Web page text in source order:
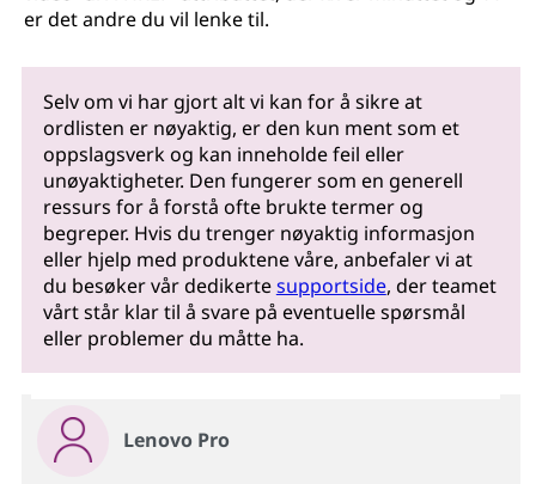
er det andre du vil lenke til.
Selv om vi har gjort alt vi kan for å sikre at
ordlisten er nøyaktig, er den kun ment som et
oppslagsverk og kan inneholde feil eller
unøyaktigheter. Den fungerer som en generell
ressurs for å forstå ofte brukte termer og
begreper. Hvis du trenger nøyaktig informasjon
eller hjelp med produktene våre, anbefaler vi at
du besøker vår dedikertesupportside, der teamet
vårt står klar til å svare på eventuelle spørsmål
eller problemer du måtte ha.
Lenovo Pro